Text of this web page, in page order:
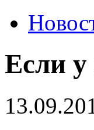
Если у